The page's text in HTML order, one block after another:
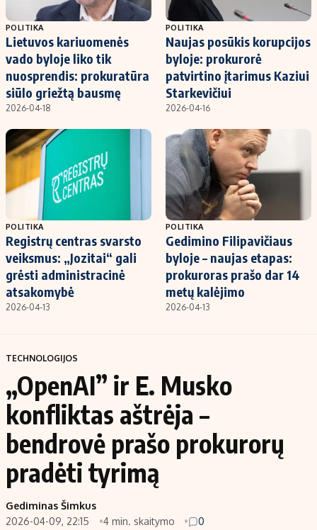
POLITIKA
Lietuvos kariuomenės
vado byloje liko tik
nuosprendis: prokuratūra
siūlo griežtą bausmę
2026-04-18
POLITIKA
Naujas posūkis korupcijos
byloje: prokurorė
patvirtino įtarimus Kaziui
Starkevičiui
2026-04-16
POLITIKA
Registrų centras svarsto
veiksmus: „Jozitai“ gali
grėsti administracinė
atsakomybė
2026-04-13
POLITIKA
Gedimino Filipavičiaus
byloje – naujas etapas:
prokuroras prašo dar 14
metų kalėjimo
2026-04-13
TECHNOLOGIJOS
„OpenAI” ir E. Musko
konfliktas aštrėja –
bendrovė prašo prokurorų
pradėti tyrimą
Gediminas Šimkus
2026-04-09, 22:15
4 min. skaitymo 0